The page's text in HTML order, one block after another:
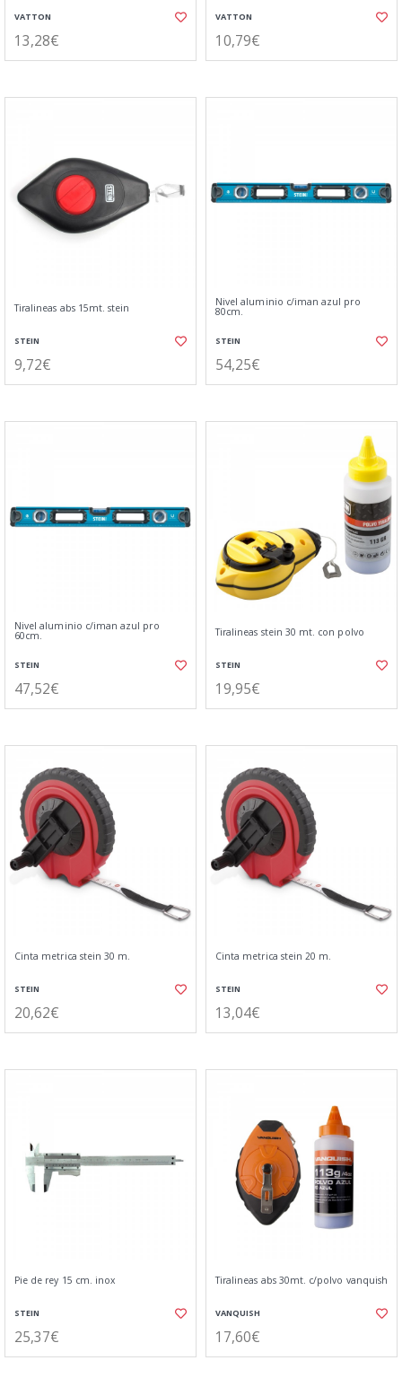
VATTON
13,28€
VATTON
10,79€
Tiralineas abs 15mt. stein
STEIN
9,72€
Nivel aluminio c/iman azul pro
80cm.
STEIN
54,25€
Nivel aluminio c/iman azul pro
60cm.
STEIN
47,52€
Tiralineas stein 30 mt. con polvo
STEIN
19,95€
Cinta metrica stein 30 m.
STEIN
20,62€
Cinta metrica stein 20 m.
STEIN
13,04€
Pie de rey 15 cm. inox
STEIN
25,37€
Tiralineas abs 30mt. c/polvo vanquish
VANQUISH
17,60€